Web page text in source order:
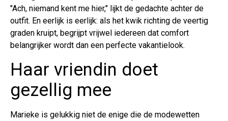
"Ach, niemand kent me hier," lijkt de gedachte achter de
outfit. En eerlijk is eerlijk: als het kwik richting de veertig
graden kruipt, begrijpt vrijwel iedereen dat comfort
belangrijker wordt dan een perfecte vakantielook.
Haar vriendin doet
gezellig mee
Marieke is gelukkig niet de enige die de modewetten